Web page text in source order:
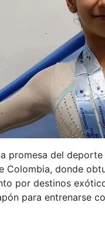
promesa del
Colombia, donde
por destinos
para entrenarse